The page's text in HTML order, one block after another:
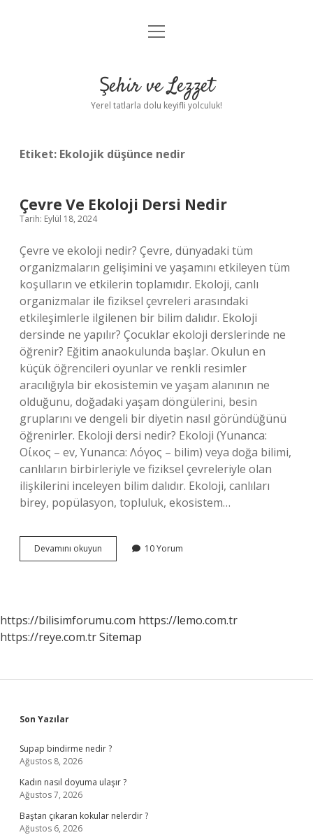
Anasayfa
Yasal Uyarı
menüyü
Şehir ve Lezzet
Yerel tatlarla dolu keyifli yolculuk!
Etiket: Ekolojik düşünce nedir
Çevre Ve Ekoloji Dersi Nedir
Tarih: Eylül 18, 2024
Çevre ve ekoloji nedir? Çevre, dünyadaki tüm
organizmaların gelişimini ve yaşamını etkileyen tüm
koşulların ve etkilerin toplamıdır. Ekoloji, canlı
organizmalar ile fiziksel çevreleri arasındaki
etkileşimlerle ilgilenen bir bilim dalıdır. Ekoloji
dersinde ne yapılır? Çocuklar ekoloji derslerinde ne
öğrenir? Eğitim anaokulunda başlar. Okulun en
küçük öğrencileri oyunlar ve renkli resimler
aracılığıyla bir ekosistemin ve yaşam alanının ne
olduğunu, doğadaki yaşam döngülerini, besin
gruplarını ve dengeli bir diyetin nasıl göründüğünü
öğrenirler. Ekoloji dersi nedir? Ekoloji (Yunanca:
Οίκος – ev, Yunanca: Λόγος – bilim) veya doğa bilimi,
canlıların birbirleriyle ve fiziksel çevreleriyle olan
ilişkilerini inceleyen bilim dalıdır. Ekoloji, canlıları
birey, popülasyon, topluluk, ekosistem…
Devamını okuyun
Ve
10 Yorum
https://bilisimforumu.com https://lemo.com.tr
https://reye.com.trSitemap
Sidebar
Son Yazılar
Supap bindirme nedir ?
Ağustos 8, 2026
Kadın nasıl doyuma ulaşır ?
Ağustos 7, 2026
Baştan çıkaran kokular nelerdir ?
Ağustos 6, 2026